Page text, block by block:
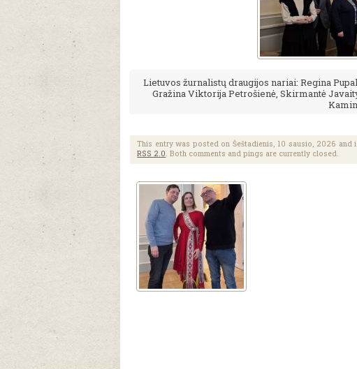
Lietuvos žurnalistų draugijos nariai: Regina
Gražina Viktorija Petrošienė, Skirmantė
This entry was posted on Šeštadienis, 10 sausio, 2026
RSS 2.0. Both comments and pings are currently closed.